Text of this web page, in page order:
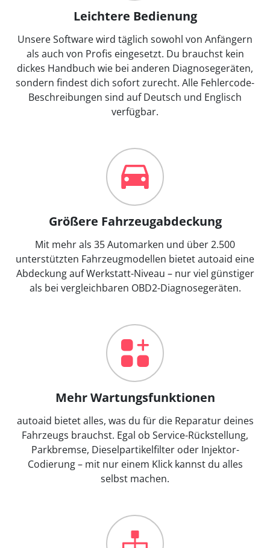
Leichtere Bedienung
Unsere Software wird täglich sowohl von Anfängern
als auch von Profis eingesetzt. Du brauchst kein
dickes Handbuch wie bei anderen Diagnosegeräten,
sondern findest dich sofort zurecht. Alle Fehlercode-
Beschreibungen sind auf Deutsch und Englisch
verfügbar.
Größere Fahrzeugabdeckung
Mit mehr als 35 Automarken und über 2.500
unterstützten Fahrzeugmodellen bietet autoaid eine
Abdeckung auf Werkstatt-Niveau – nur viel günstiger
als bei vergleichbaren OBD2-Diagnosegeräten.
Mehr Wartungsfunktionen
autoaid bietet alles, was du für die Reparatur deines
Fahrzeugs brauchst. Egal ob Service-Rückstellung,
Parkbremse, Dieselpartikelfilter oder Injektor-
Codierung – mit nur einem Klick kannst du alles
selbst machen.